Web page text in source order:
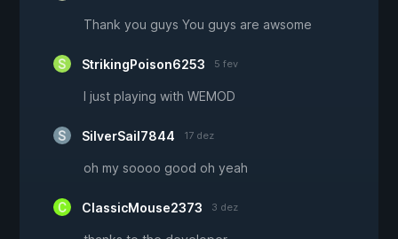
Thank you guys You guys are awsome
StrikingPoison6253 5 fev
I just playing with WEMOD
SilverSail7844 17 dez
oh my soooo good oh yeah
ClassicMouse2373 3 dez